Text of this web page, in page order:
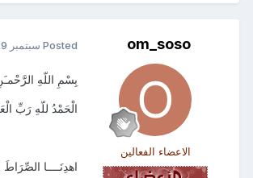
om_soso
الاعضاء الفعالين
Posted سبتمبر 29, 2008
بِسْمِ اللّهِ
الْحَمْدُ للّهِ رَبِّ
اهدِنَــــا